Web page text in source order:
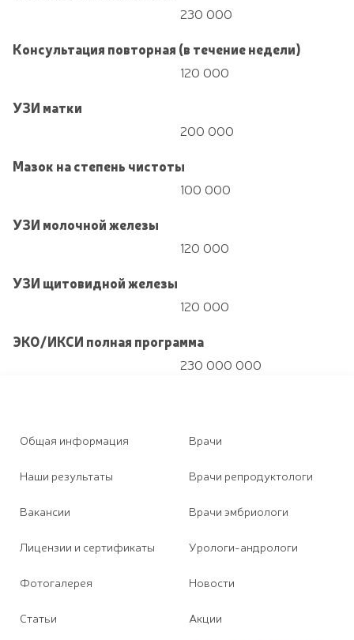
230 000
Консультация повторная (в течение недели)
120 000
УЗИ матки
200 000
Мазок на степень чистоты
100 000
УЗИ молочной железы
120 000
УЗИ щитовидной железы
120 000
ЭКО/ИКСИ полная программа
230 000 000
Общая информация
Наши результаты
Вакансии
Лицензии и сертификаты
Фотогалерея
Статьи
Врачи
Врачи репродуктологи
Врачи эмбриологи
Урологи-андрологи
Новости
Акции